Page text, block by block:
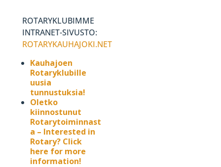
ROTARYKLUBIMME
INTRANET-SIVUSTO:
ROTARYKAUHAJOKI.NET
Kauhajoen
Rotaryklubille
uusia
tunnustuksia!
Oletko
kiinnostunut
Rotarytoiminnast
a – Interested in
Rotary? Click
here for more
information!